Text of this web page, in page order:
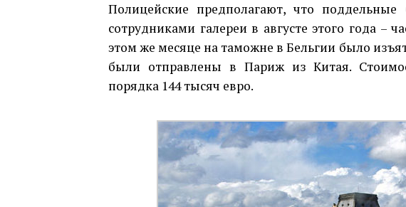
Полицейские предполагают, что
сотрудниками галереи в августе этого года –
этом же месяце на таможне в Бельгии было
были отправлены в Париж из Китая.
порядка 144 тысяч евро.